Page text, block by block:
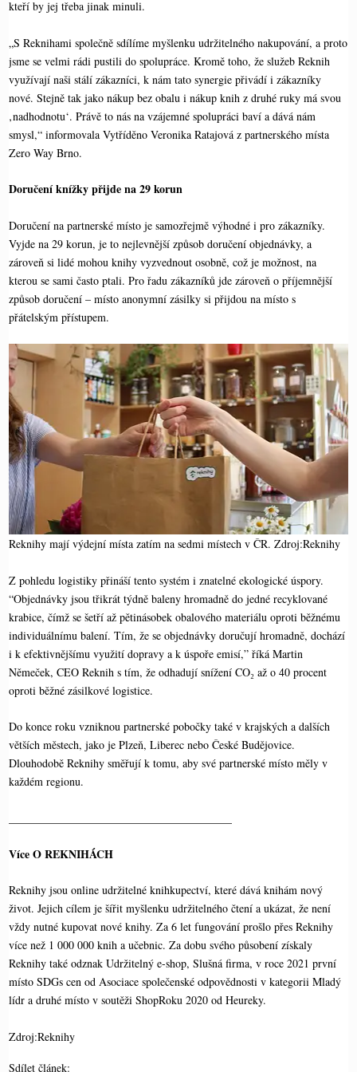
kteří by jej třeba jinak minuli.
„S Reknihami společně sdílíme myšlenku udržitelného nakupování, a proto
jsme se velmi rádi pustili do spolupráce. Kromě toho, že služeb Reknih
využívají naši stálí zákazníci, k nám tato synergie přivádí i zákazníky
nové. Stejně tak jako nákup bez obalu i nákup knih z druhé ruky má svou
‚nadhodnotu‘. Právě to nás na vzájemné spolupráci baví a dává nám
smysl,“ informovala Vytříděno Veronika Ratajová z partnerského místa
Zero Way Brno.
Doručení knížky přijde na 29 korun
Doručení na partnerské místo je samozřejmě výhodné i pro zákazníky.
Vyjde na 29 korun, je to nejlevnější způsob doručení objednávky, a
zároveň si lidé mohou knihy vyzvednout osobně, což je možnost, na
kterou se sami často ptali. Pro řadu zákazníků jde zároveň o příjemnější
způsob doručení – místo anonymní zásilky si přijdou na místo s
přátelským přístupem.
Reknihy mají výdejní místa zatím na sedmi místech v ČR. Zdroj:Reknihy
Z pohledu logistiky přináší tento systém i znatelné ekologické úspory.
“Objednávky jsou třikrát týdně baleny hromadně do jedné recyklované
krabice, čímž se šetří až pětinásobek obalového materiálu oproti běžnému
individuálnímu balení. Tím, že se objednávky doručují hromadně, dochází
i k efektivnějšímu využití dopravy a k úspoře emisí,” říká Martin
Němeček, CEO Reknih s tím, že odhadují snížení CO₂ až o 40 procent
oproti běžné zásilkové logistice.
Do konce roku vzniknou partnerské pobočky také v krajských a dalších
větších městech, jako je Plzeň, Liberec nebo České Budějovice.
Dlouhodobě Reknihy směřují k tomu, aby své partnerské místo měly v
každém regionu.
Více O REKNIHÁCH
Reknihy jsou online udržitelné knihkupectví, které dává knihám nový
život. Jejich cílem je šířit myšlenku udržitelného čtení a ukázat, že není
vždy nutné kupovat nové knihy. Za 6 let fungování prošlo přes Reknihy
více než 1 000 000 knih a učebnic. Za dobu svého působení získaly
Reknihy také odznak Udržitelný e-shop, Slušná firma, v roce 2021 první
místo SDGs cen od Asociace společenské odpovědnosti v kategorii Mladý
lídr a druhé místo v soutěži ShopRoku 2020 od Heureky.
Zdroj:Reknihy
Sdílet článek: